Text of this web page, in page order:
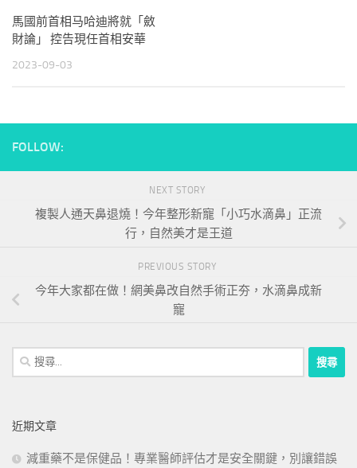
馬國前首相马哈迪將就「斂
財論」 控告現任首相安華
2023-09-03
FOLLOW:
NEXT STORY
複製人通天鼻退燒！今年整形新寵「小巧水滴鼻」正流
行，自然美才是王道
PREVIOUS STORY
今年大家都在做！網美鼻改自然手術正夯，水滴鼻成新
寵
搜
尋
字:
近期文章
減重藥不是保健品！專業醫師評估才是安全關鍵，別讓錯誤